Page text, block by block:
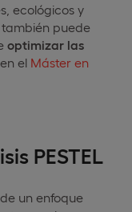
ecológicos y
también puede
optimizar las
el Máster en
PESTEL
un enfoque